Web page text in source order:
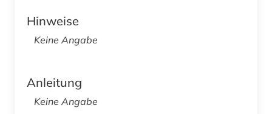
Hinweise
Keine Angabe
Anleitung
Keine Angabe